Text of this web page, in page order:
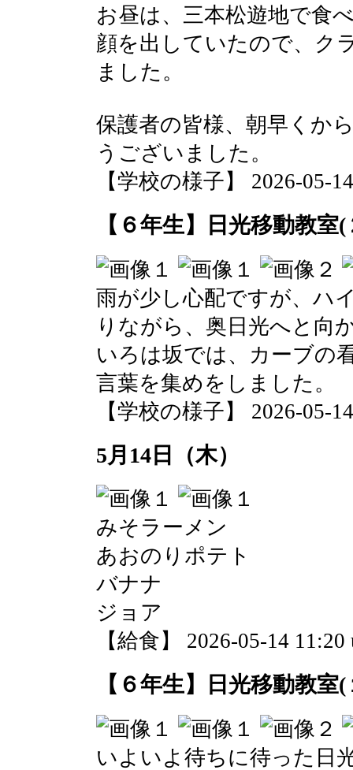
お昼は、三本松遊地で食
顔を出していたので、ク
ました。
保護者の皆様、朝早くか
うございました。
【学校の様子】 2026-05-
【６年生】日光移動教室(
雨が少し心配ですが、ハ
りながら、奥日光へと向
いろは坂では、カーブの
言葉を集めをしました。
【学校の様子】 2026-05-
5月14日（木）
みそラーメン
あおのりポテト
バナナ
ジョア
【給食】 2026-05-14 11:20
【６年生】日光移動教室(
いよいよ待ちに待った日